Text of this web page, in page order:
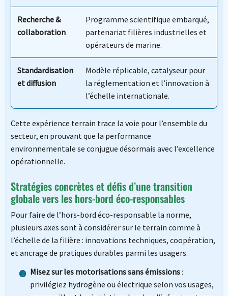
Recherche &
collaboration
Programme scientifique embarqué,
partenariat filières industrielles et
opérateurs de marine.
Standardisation
et diffusion
Modèle réplicable, catalyseur pour
la réglementation et l’innovation à
l’échelle internationale.
Cette expérience terrain trace la voie pour l’ensemble du
secteur, en prouvant que la performance
environnementale se conjugue désormais avec l’excellence
opérationnelle.
Stratégies concrètes et défis d’une transition
globale vers les hors-bord éco-responsables
Pour faire de l’hors-bord éco-responsable la norme,
plusieurs axes sont à considérer sur le terrain comme à
l’échelle de la filière : innovations techniques, coopération,
et ancrage de pratiques durables parmi les usagers.
Misez sur les motorisations sans émissions:
privilégiez hydrogène ou électrique selon vos usages,